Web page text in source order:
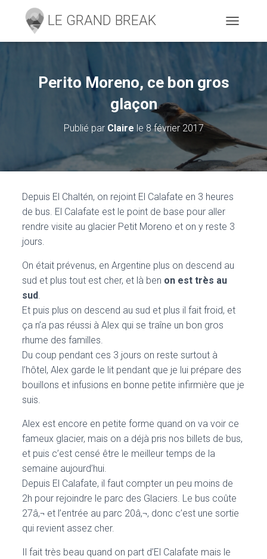
É
A
I
T
O
Perito Moreno, ce bon gros
glaçon
Publié par Claire le 8 février 2017
Depuis El Chaltén, on rejoint El Calafate en 3 heures
de bus. El Calafate est le point de base pour aller
rendre visite au glacier Petit Moreno et on y reste 3
jours.
On était prévenus, en Argentine plus on descend au
sud et plus tout est cher, et là ben on est très au
sud.
Et puis plus on descend au sud et plus il fait froid, et
ça n’a pas réussi à Alex qui se traîne un bon gros
rhume des familles.
Du coup pendant ces 3 jours on reste surtout à
l’hôtel, Alex garde le lit pendant que je lui prépare des
bouillons et infusions en bonne petite infirmière que je
suis.
Alex est encore en petite forme quand on va voir ce
fameux glacier, mais on a déjà pris nos billets de bus,
et puis c’est censé être le meilleur temps de la
semaine aujourd’hui.
Depuis El Calafate, il faut compter un peu moins de
2h pour rejoindre le parc des Glaciers. Le bus coûte
27â‚¬ et l’entrée au parc 20â‚¬, donc c’est une sortie
qui revient assez cher.
Il fait très beau quand on part d’El Calafate mais le